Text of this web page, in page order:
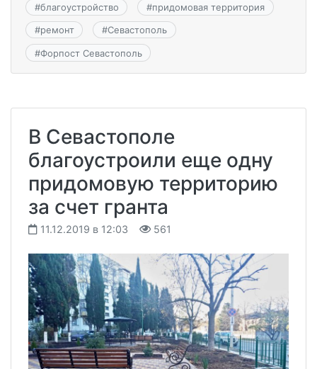
#благоустройство #придомовая территория
#ремонт #Севастополь
#Форпост Севастополь
В Севастополе
благоустроили еще одну
придомовую территорию
за счет гранта
11.12.2019 в 12:03 561